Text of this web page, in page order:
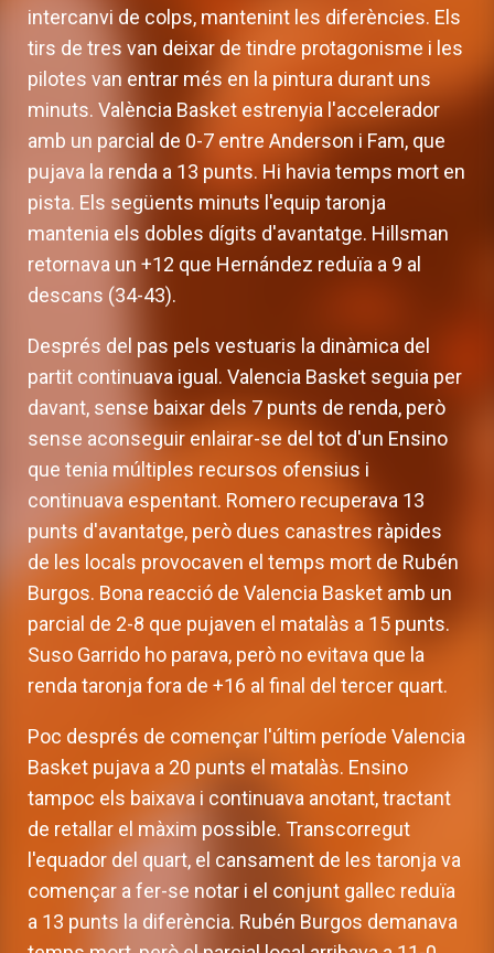
intercanvi de colps, mantenint les diferències. Els
tirs de tres van deixar de tindre protagonisme i les
pilotes van entrar més en la pintura durant uns
minuts. València Basket estrenyia l'accelerador
amb un parcial de 0-7 entre Anderson i Fam, que
pujava la renda a 13 punts. Hi havia temps mort en
pista. Els següents minuts l'equip taronja
mantenia els dobles dígits d'avantatge. Hillsman
retornava un +12 que Hernández reduïa a 9 al
descans (34-43).
Després del pas pels vestuaris la dinàmica del
partit continuava igual. Valencia Basket seguia per
davant, sense baixar dels 7 punts de renda, però
sense aconseguir enlairar-se del tot d'un Ensino
que tenia múltiples recursos ofensius i
continuava espentant. Romero recuperava 13
punts d'avantatge, però dues canastres ràpides
de les locals provocaven el temps mort de Rubén
Burgos. Bona reacció de Valencia Basket amb un
parcial de 2-8 que pujaven el matalàs a 15 punts.
Suso Garrido ho parava, però no evitava que la
renda taronja fora de +16 al final del tercer quart.
Poc després de començar l'últim període Valencia
Basket pujava a 20 punts el matalàs. Ensino
tampoc els baixava i continuava anotant, tractant
de retallar el màxim possible. Transcorregut
l'equador del quart, el cansament de les taronja va
començar a fer-se notar i el conjunt gallec reduïa
a 13 punts la diferència. Rubén Burgos demanava